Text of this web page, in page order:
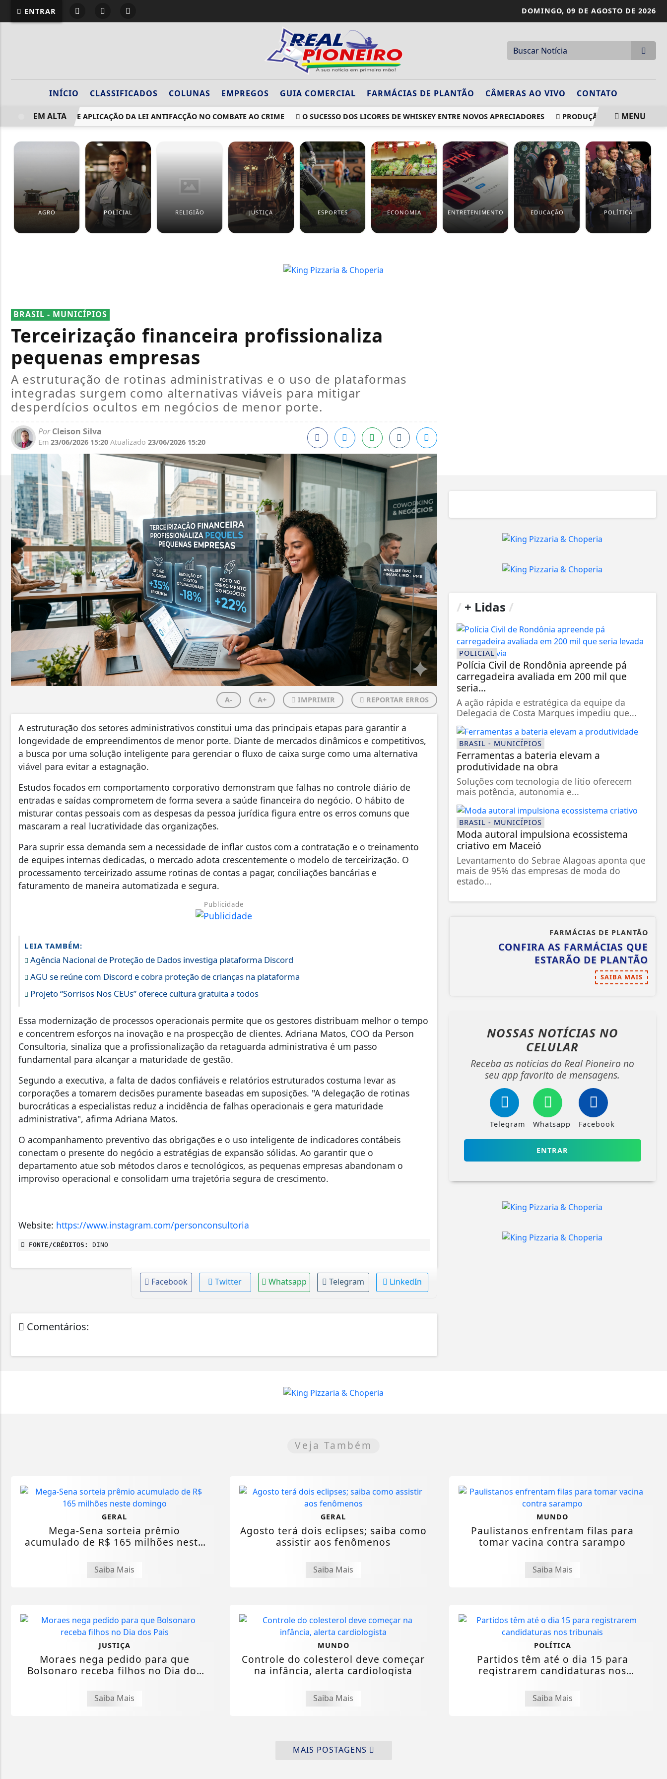
ENTRAR DOMINGO, 09 DE AGOSTO DE 2026
INÍCIO CLASSIFICADOS COLUNAS EMPREGOS GUIA COMERCIAL FARMÁCIAS DE PLANTÃO CÂMERAS AO VIVO CONTATO
MPRJ DEBATE APLICAÇÃO DA LEI ANTIFACÇÃO NO COMBATE AO CRIME O SUCESSO DOS LICORES DE WHISKEY ENTRE NOVOS APRECIADORES PRODUÇÃO DE PETRÓLEO E GÁS
EM ALTA MENU
AGRO POLICIAL RELIGIÃO JUSTIÇA ESPORTES ECONOMIA ENTRETENIMENTO EDUCAÇÃO POLÍTICA
BRASIL - MUNICÍPIOS
Terceirização financeira profissionaliza
pequenas empresas
A estruturação de rotinas administrativas e o uso de plataformas
integradas surgem como alternativas viáveis para mitigar
desperdícios ocultos em negócios de menor porte.
PorCleison Silva
Em 23/06/2026 15:20 Atualizado 23/06/2026 15:20
A- A+ IMPRIMIR REPORTAR ERROS
A estruturação dos setores administrativos constitui uma das principais etapas para garantir a
longevidade de empreendimentos de menor porte. Diante de mercados dinâmicos e competitivos,
a busca por uma solução inteligente para gerenciar o fluxo de caixa surge como uma alternativa
viável para evitar a estagnação.
Estudos focados em comportamento corporativo demonstram que falhas no controle diário de
entradas e saídas comprometem de forma severa a saúde financeira do negócio. O hábito de
misturar contas pessoais com as despesas da pessoa jurídica figura entre os erros comuns que
mascaram a real lucratividade das organizações.
Para suprir essa demanda sem a necessidade de inflar custos com a contratação e o treinamento
de equipes internas dedicadas, o mercado adota crescentemente o modelo de terceirização. O
processamento terceirizado assume rotinas de contas a pagar, conciliações bancárias e
faturamento de maneira automatizada e segura.
Publicidade
LEIA TAMBÉM:
Agência Nacional de Proteção de Dados investiga plataforma Discord
AGU se reúne com Discord e cobra proteção de crianças na plataforma
Projeto “Sorrisos Nos CEUs” oferece cultura gratuita a todos
Essa modernização de processos operacionais permite que os gestores distribuam melhor o tempo
e concentrem esforços na inovação e na prospecção de clientes. Adriana Matos, COO da Person
Consultoria, sinaliza que a profissionalização da retaguarda administrativa é um passo
fundamental para alcançar a maturidade de gestão.
Segundo a executiva, a falta de dados confiáveis e relatórios estruturados costuma levar as
corporações a tomarem decisões puramente baseadas em suposições. "A delegação de rotinas
burocráticas a especialistas reduz a incidência de falhas operacionais e gera maturidade
administrativa", afirma Adriana Matos.
O acompanhamento preventivo das obrigações e o uso inteligente de indicadores contábeis
conectam o presente do negócio a estratégias de expansão sólidas. Ao garantir que o
departamento atue sob métodos claros e tecnológicos, as pequenas empresas abandonam o
improviso operacional e consolidam uma trajetória segura de crescimento.
Website: https://www.instagram.com/personconsultoria
FONTE/CRÉDITOS: DINO
Facebook Twitter Whatsapp Telegram LinkedIn
Comentários:
/ + Lidas /
POLICIAL
Polícia Civil de Rondônia apreende pá
carregadeira avaliada em 200 mil que
seria...
A ação rápida e estratégica da equipe da
Delegacia de Costa Marques impediu que...
BRASIL - MUNICÍPIOS
Ferramentas a bateria elevam a
produtividade na obra
Soluções com tecnologia de lítio oferecem
mais potência, autonomia e...
BRASIL - MUNICÍPIOS
Moda autoral impulsiona ecossistema
criativo em Maceió
Levantamento do Sebrae Alagoas aponta que
mais de 95% das empresas de moda do
estado...
FARMÁCIAS DE PLANTÃO
CONFIRA AS FARMÁCIAS QUE
ESTARÃO DE PLANTÃO
SAIBA MAIS
NOSSAS NOTÍCIAS NO
CELULAR
Receba as notícias do Real Pioneiro no
seu app favorito de mensagens.
Telegram Whatsapp Facebook
ENTRAR
Veja Também
GERAL
Mega-Sena sorteia prêmio
acumulado de R$ 165 milhões neste
Saiba Mais
GERAL
Agosto terá dois eclipses; saiba como
assistir aos fenômenos
Saiba Mais
MUNDO
Paulistanos enfrentam filas para
tomar vacina contra sarampo
Saiba Mais
JUSTIÇA
Moraes nega pedido para que
Bolsonaro receba filhos no Dia dos
Saiba Mais
MUNDO
Controle do colesterol deve começar
na infância, alerta cardiologista
Saiba Mais
POLÍTICA
Partidos têm até o dia 15 para
registrarem candidaturas nos
Saiba Mais
MAIS POSTAGENS